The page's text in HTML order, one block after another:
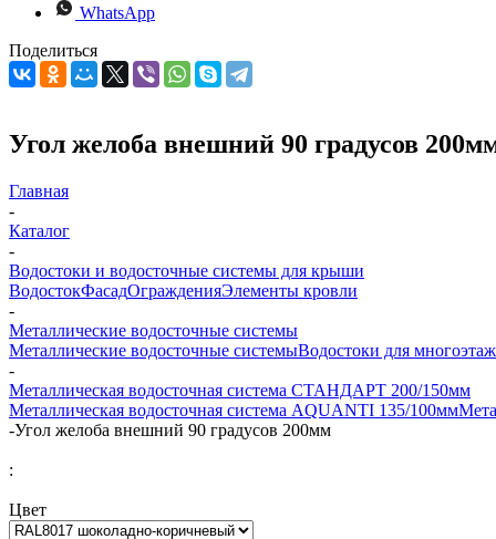
WhatsApp
Поделиться
Угол желоба внешний 90 градусов
Главная
-
Каталог
-
Водостоки и водосточные системы для крыши
ВодостокФасадОгражденияЭлементы кровли
-
Металлические водосточные системы
Металлические водосточные системыВодостоки для
-
Металлическая водосточная система СТАНДАРТ 200/150мм
Металлическая водосточная система AQUANTI 135/100мм
-Угол желоба внешний 90 градусов 200мм
:
Цвет